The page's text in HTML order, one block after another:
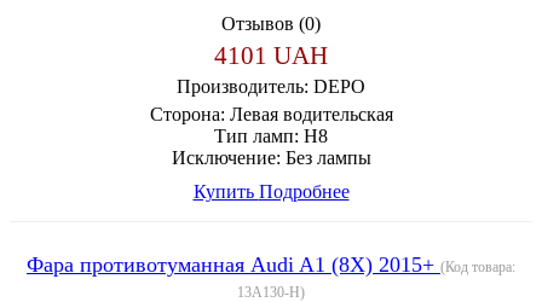
Отзывов (0)
4101 UAH
Производитель: DEPO
Сторона: Левая водительская
Тип ламп: H8
Исключение: Без лампы
Купить Подробнее
Фара противотуманная Audi A1 (8X) 2015+ (Код товара:
13A130-H)